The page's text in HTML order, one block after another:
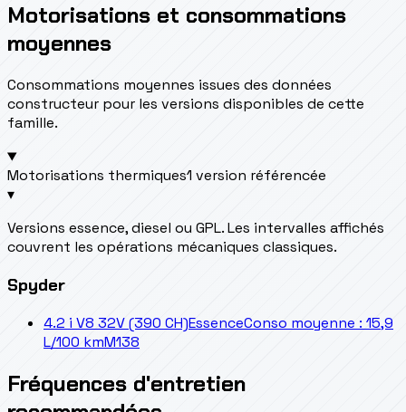
Motorisations et consommations
moyennes
Consommations moyennes issues des données
constructeur pour les versions disponibles de cette
famille.
Motorisations thermiques1 version référencée
▾
Versions essence, diesel ou GPL. Les intervalles affichés
couvrent les opérations mécaniques classiques.
Spyder
4.2 i V8 32V (390 CH)EssenceConso moyenne : 15,9
L/100 kmM138
Fréquences d'entretien